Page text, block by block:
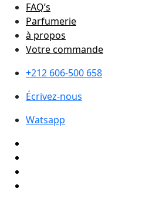
FAQ’s
Parfumerie
à propos
Votre commande
+212 606-500 658
Écrivez-nous
Watsapp